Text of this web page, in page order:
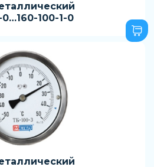
100-1-0